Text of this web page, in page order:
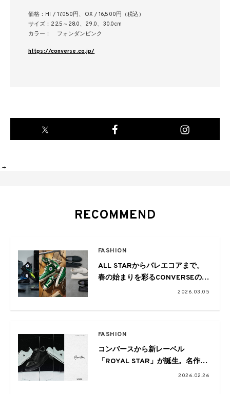
価格：HI / 17,050円、OX / 16,500円（税込）
サイズ：22.5～28.0、29.0、30.0cm
カラー： フォンダンピンク
https://converse.co.jp/
-->
RECOMMEND
FASHION
ALL STARからバレエコアまで。
春の始まりを彩るCONVERSEの新
2026.03.05
FASHION
コンバースから新レーベル
「ROYAL STAR」が誕生。名作ア
ーカイブを再解釈したレザーコレ
2026.02.26